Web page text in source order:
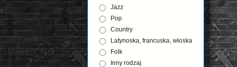
Jazz
Pop
Country
Latynoska, francuska, włoska
Folk
Inny rodzaj